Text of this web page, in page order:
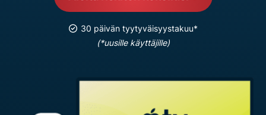
30 päivän tyytyväisyystakuu*
(*uusille käyttäjille)